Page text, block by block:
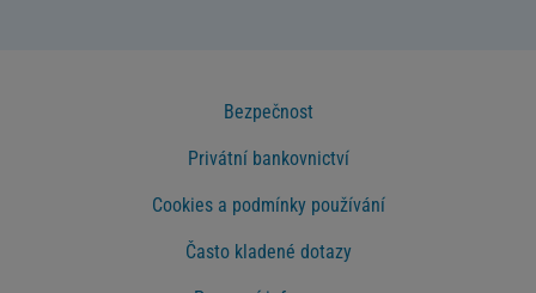
Bezpečnost
Privátní bankovnictví
Cookies a podmínky používání
Často kladené dotazy